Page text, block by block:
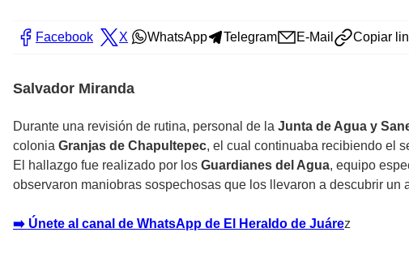
Facebook X WhatsApp Telegram E-Mail Copiar
Salvador Miranda
Durante una revisión de rutina, personal de la Junta de Agua y
colonia Granjas de Chapultepec, el cual continuaba recibiendo el
El hallazgo fue realizado por los Guardianes del Agua, equipo
observaron maniobras sospechosas que los llevaron a descubrir un
➡️ Únete al canal de WhatsApp de El Heraldo de Juárez